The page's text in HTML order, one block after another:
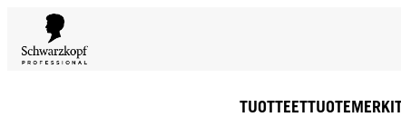
TUOTTEET